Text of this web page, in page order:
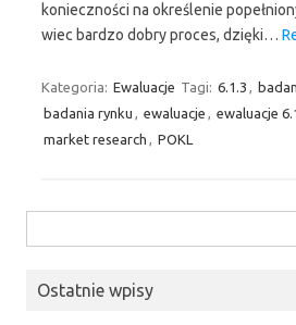
konieczności na określenie
wiec bardzo dobry proces, dzięki…
Kategoria: Ewaluacje Tagi: 6.1.3 ,
badania rynku , ewaluacje , ewaluacje
market research , POKL
Ostatnie wpisy